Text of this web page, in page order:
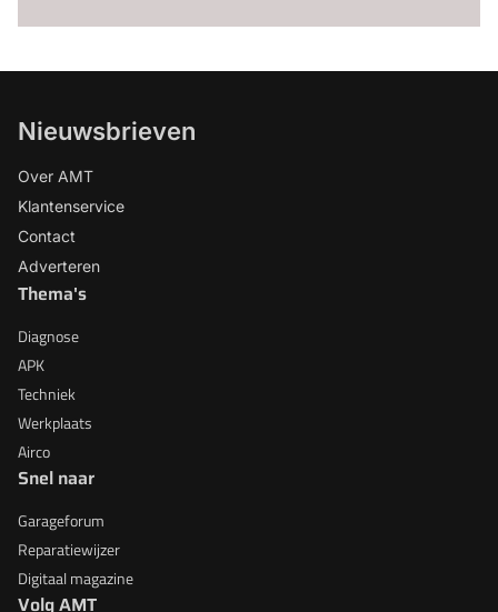
Nieuwsbrieven
Over AMT
Klantenservice
Contact
Adverteren
Thema's
Diagnose
APK
Techniek
Werkplaats
Airco
Snel naar
Garageforum
Reparatiewijzer
Digitaal magazine
Volg AMT